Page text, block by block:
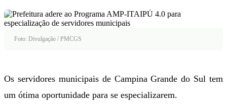
Foto: Divulgação / PMCGS
Os servidores municipais de Campina Grande do Sul tem
um ótima oportunidade para se especializarem.